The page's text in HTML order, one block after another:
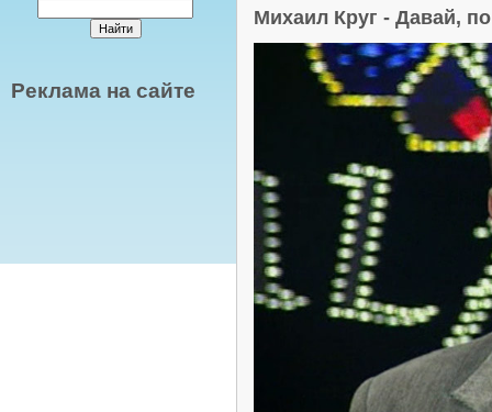
Реклама на сайте
Михаил Круг - Давай,